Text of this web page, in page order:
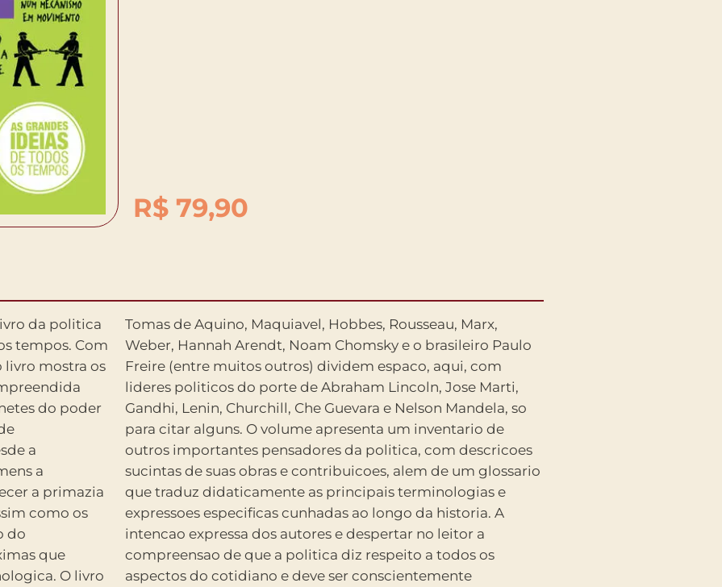
R$79,90
da politica
tempos. Com
mostra os
do poder
a
a
a primazia
do
que
O livro
Marx,
Paulo
aqui, com
Jose Marti,
Mandela, so
e
a
todos os